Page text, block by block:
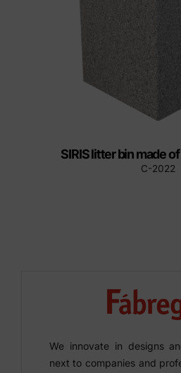
SIRIS litter bin made
C-2022
We innovate in designs
next to companies and